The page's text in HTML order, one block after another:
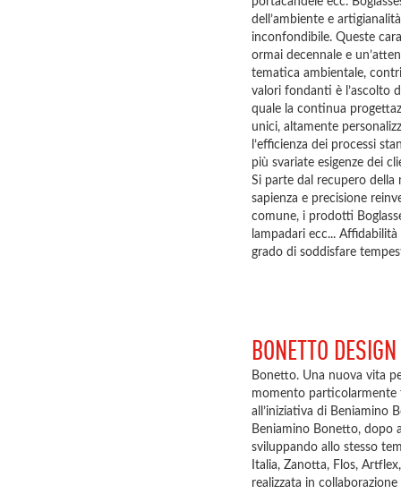
dell’ambiente e
inconfondibile. Queste
ormai decennale e
tematica ambientale,
valori fondanti è l’ascolto
quale la continua
unici, altamente
l’efficienza dei processi
più svariate esigenze dei
Si parte dal recupero della
sapienza e precisione
comune, i prodotti
lampadari ecc...
grado di soddisfare
BONETTO
Bonetto. Una nuova vita
momento particolarmente
all’iniziativa di Beniamino
Beniamino Bonetto, dopo
sviluppando allo stesso
Italia, Zanotta, Flos,
realizzata in